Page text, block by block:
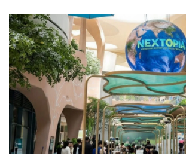
เพื่อส่งต่อคนรุ่นหลัง